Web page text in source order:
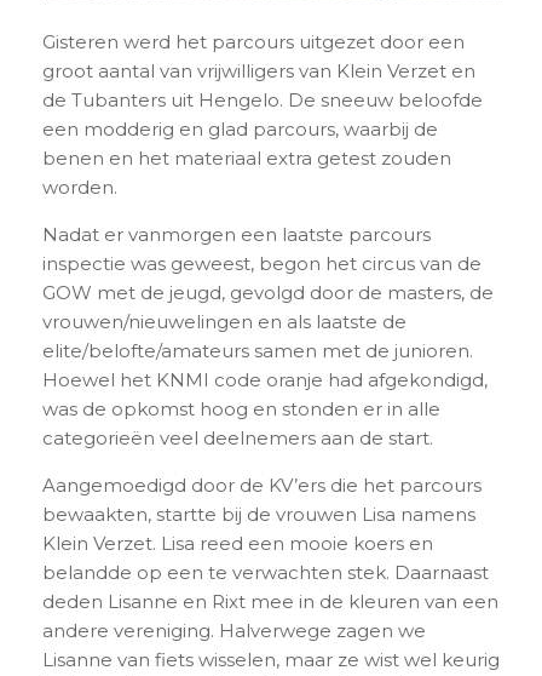
Gisteren werd het parcours uitgezet door een
groot aantal van vrijwilligers van Klein Verzet en
de Tubanters uit Hengelo. De sneeuw beloofde
een modderig en glad parcours, waarbij de
benen en het materiaal extra getest zouden
worden.
Nadat er vanmorgen een laatste parcours
inspectie was geweest, begon het circus van de
GOW met de jeugd, gevolgd door de masters, de
vrouwen/nieuwelingen en als laatste de
elite/belofte/amateurs samen met de junioren.
Hoewel het KNMI code oranje had afgekondigd,
was de opkomst hoog en stonden er in alle
categorieën veel deelnemers aan de start.
Aangemoedigd door de KV’ers die het parcours
bewaakten, startte bij de vrouwen Lisa namens
Klein Verzet. Lisa reed een mooie koers en
belandde op een te verwachten stek. Daarnaast
deden Lisanne en Rixt mee in de kleuren van een
andere vereniging. Halverwege zagen we
Lisanne van fiets wisselen, maar ze wist wel keurig